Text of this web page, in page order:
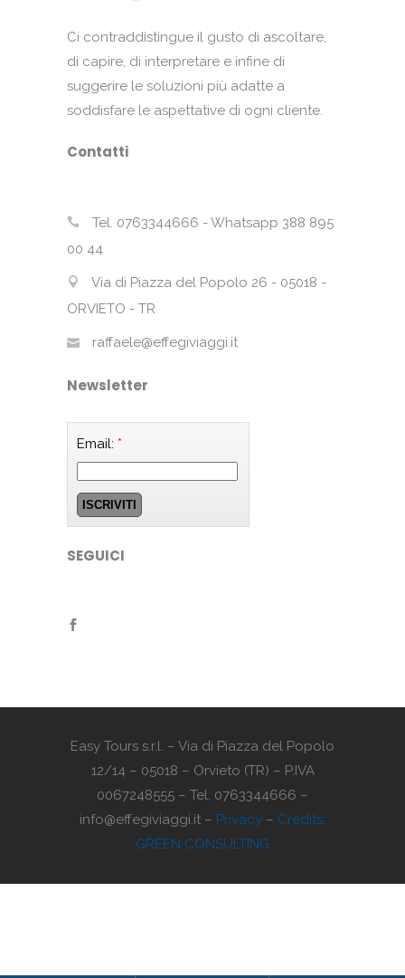
Ci contraddistingue il gusto di ascoltare,
di capire, di interpretare e infine di
suggerire le soluzioni più adatte a
soddisfare le aspettative di ogni cliente.
Contatti
Tel. 0763344666 - Whatsapp 388 895
00 44
Via di Piazza del Popolo 26 - 05018 -
ORVIETO - TR
raffaele@effegiviaggi.it
Newsletter
Email: *
SEGUICI
Easy Tours s.r.l. – Via di Piazza del Popolo
12/14 – 05018 – Orvieto (TR) – P.IVA
0067248555 – Tel. 0763344666 –
info@effegiviaggi.it – Privacy – Credits:
GREEN CONSULTING